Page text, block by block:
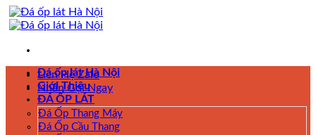
Skip
to
Liên Hệ Zalo
Nhấn Gọi Ngay
Đá ốp lát Hà Nội
Giới Thiệu
ĐÁ ỐP LÁT
Đá Ốp Thang Máy
Đá Ốp Cầu Thang